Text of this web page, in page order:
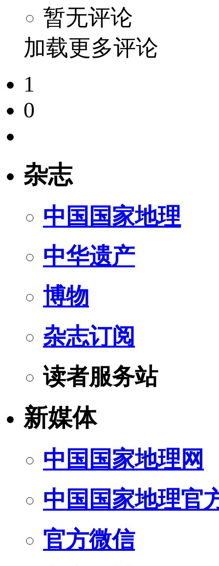
暂无评论
加载更多评论
1
0
杂志
中国国家地理
中华遗产
博物
杂志订阅
读者服务站
新媒体
中国国家地理网
中国国家地理官
官方微信